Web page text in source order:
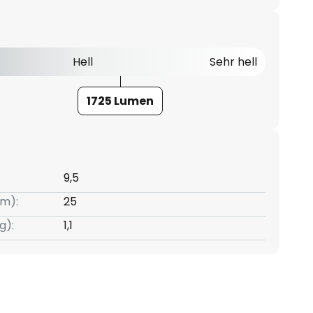
Hell Sehr hell
1725 Lumen
9,5
25
1,1